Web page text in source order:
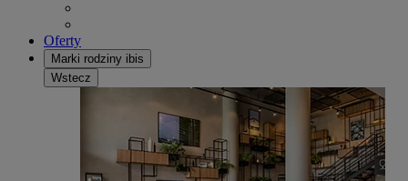
Oferty
Marki rodziny ibis
Wstecz